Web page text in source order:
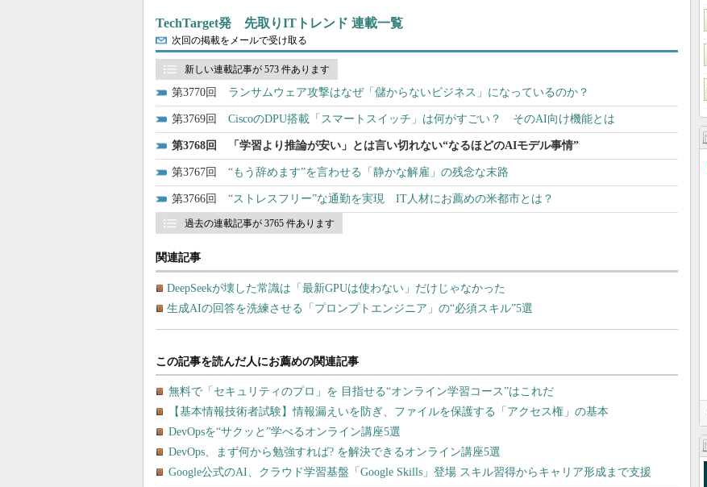
TechTarget発 先取りITトレンド 連載一覧
次回の掲載をメールで受け取る
新しい連載記事が 573 件あります
3770 ランサムウェア攻撃はなぜ「儲からないビジネス」になっているのか？
3769 CiscoのDPU搭載「スマートスイッチ」は何がすごい？ そのAI向け機能とは
3768 「学習より推論が安い」とは言い切れない“なるほどのAIモデル事情”
3767 “もう辞めます”を言わせる「静かな解雇」の残念な末路
3766 “ストレスフリー”な通勤を実現 IT人材にお薦めの米都市とは？
過去の連載記事が 3765 件あります
関連記事
DeepSeekが壊した常識は「最新GPUは使わない」だけじゃなかった
生成AIの回答を洗練させる「プロンプトエンジニア」の“必須スキル”5選